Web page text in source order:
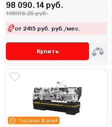
98 090.14 руб.
106918.25 руб.
от 2415 руб. руб./мес.
Купить
Под заказ 10 дней